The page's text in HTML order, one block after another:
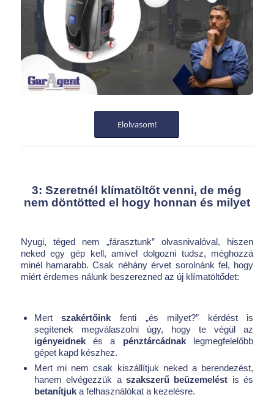
Elolvasom!
3: Szeretnél klímatöltőt venni, de még
nem döntötted el hogy honnan és milyet
Nyugi, téged nem „fárasztunk” olvasnivalóval, hiszen
neked egy gép kell, amivel dolgozni tudsz, méghozzá
minél hamarabb. Csak néhány érvet sorolnánk fel, hogy
miért érdemes nálunk beszerezned az új klímatöltődet:
Mertszakértőink fenti „és milyet?” kérdést is
segítenek megválaszolni úgy, hogy te végül az
igényeidnekés a pénztárcádnaklegmegfelelőbb
gépet kapd készhez.
Mert mi nem csak kiszállítjuk neked a berendezést,
hanem elvégezzük a szakszerű beüzemelést is és
betanítjuka felhasználókat a kezelésre.